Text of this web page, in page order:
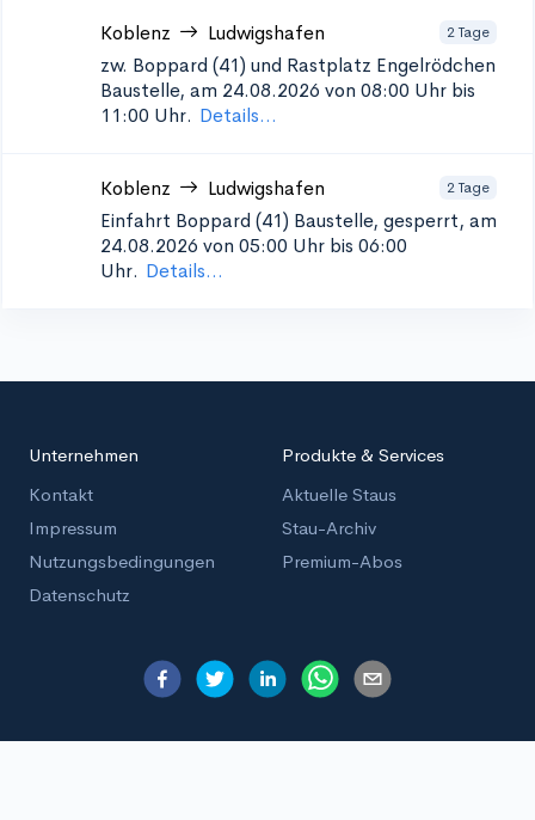
Koblenz Ludwigshafen 2 Tage
zw. Boppard (41) und Rastplatz Engelrödchen
Baustelle, am 24.08.2026 von 08:00 Uhr bis
11:00 Uhr. Details...
Koblenz Ludwigshafen 2 Tage
Einfahrt Boppard (41) Baustelle, gesperrt, am
24.08.2026 von 05:00 Uhr bis 06:00
Uhr. Details...
Unternehmen
Kontakt
Impressum
Nutzungsbedingungen
Datenschutz
Produkte & Services
Aktuelle Staus
Stau-Archiv
Premium-Abos